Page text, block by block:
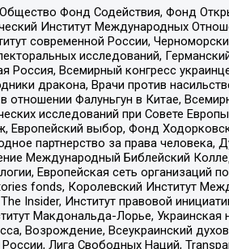
Фонд Содействия, Фонд
Институт Международных
современной России,
исследований,
Всемирный конгресс
дракона, Врачи против
Фалуньгун в Китае,
исследований при Совете
Европейский выбор, Фонд
партнерство за права человека,
Международный Библейский
Европейская сеть
fonds, Королевский Институт
Insider, Институт правовой
Макдональда-Лорье,
Возрождение, Всеукраинский
Лига Свободных Наций,